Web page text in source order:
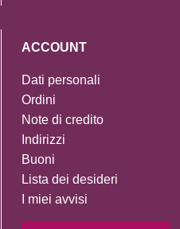
ACCOUNT
Dati personali
Ordini
Note di credito
Indirizzi
Buoni
Lista dei desideri
I miei avvisi